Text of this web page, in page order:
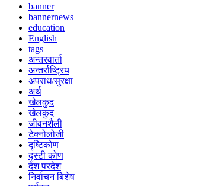
banner
bannernews
education
English
tags
अन्तरवार्ता
अन्तर्राष्ट्रिय
अपराध/सुरक्षा
अर्थ
खेलकुद
खेलकुद
जीवनशैली
टेक्नोलोजी
दृष्टिकोण
दृस्टी कोण
देश परदेश
निर्वाचन बिशेष